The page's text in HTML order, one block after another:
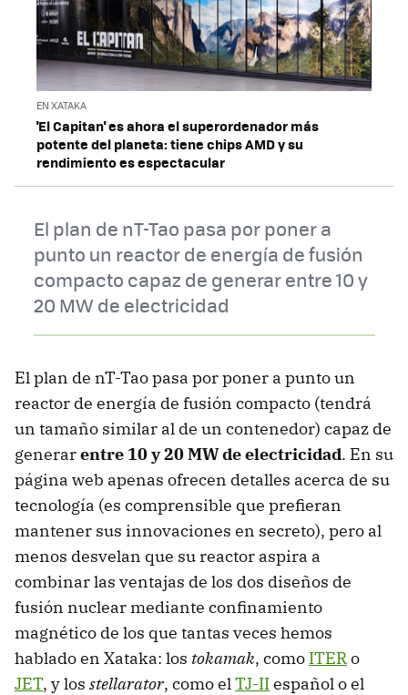
EN XATAKA
'El Capitan' es ahora el superordenador más
potente del planeta: tiene chips AMD y su
rendimiento es espectacular
El plan de nT-Tao pasa por poner a
punto un reactor de energía de fusión
compacto capaz de generar entre 10 y
20 MW de electricidad
El plan de nT-Tao pasa por poner a punto un
reactor de energía de fusión compacto (tendrá
un tamaño similar al de un contenedor) capaz de
generarentre 10 y 20 MW de electricidad. En su
página web apenas ofrecen detalles acerca de su
tecnología (es comprensible que prefieran
mantener sus innovaciones en secreto), pero al
menos desvelan que su reactor aspira a
combinar las ventajas de los dos diseños de
fusión nuclear mediante confinamiento
magnético de los que tantas veces hemos
hablado en Xataka: los tokamak, como ITERo
JET, y los stellarator, como elTJ-IIespañol o el